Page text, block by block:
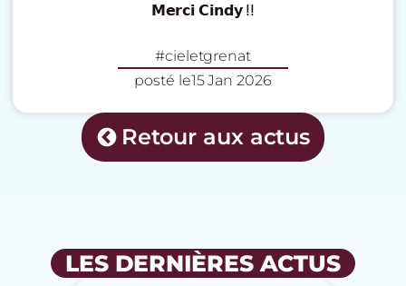
𝗠𝗲𝗿𝗰𝗶 𝗖𝗶𝗻𝗱𝘆 ⵑⵑ
#cieletgrenat
posté le15 Jan 2026
Retour aux actus
LES DERNIÈRES ACTUS